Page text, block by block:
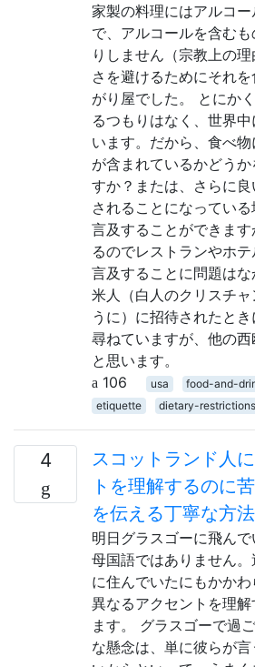
家製の料理にはアルコ
で、アルコールを含む
りしません（宗教上の
さを避けるためにそれ
がり屋でした。 とにか
るつもりはなく、世界
います。だから、食べ
が含まれているかどう
すか？または、さらに
されることになってい
言及することができま
るのでレストランやホ
言及することに問題は
米人（白人のクリスチ
うに）に招待されたと
尋ねていますが、他の
と思います。
106
usa food-and-
etiquette
dietary-restrictions
4
スコットランド人
トを理解するのに
を伝える丁寧な方
明日グラスゴーに飛ん
母国語ではありません
に住んでいたにもかか
異なるアクセントを理
ます。 グラスゴーで過
な懸念は、単に彼らが